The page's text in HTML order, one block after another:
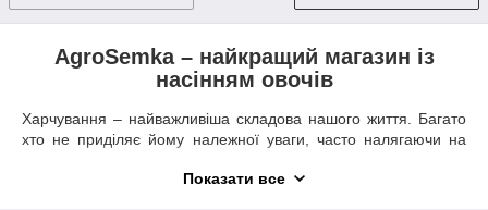
AgroSemka – найкращий магазин із
насінням овочів
Харчування – найважливіша складова нашого життя. Багато
хто не приділяє йому належної уваги, часто налягаючи на
їжу, тоді як саме овочі повинні становити базову частину
Показати все